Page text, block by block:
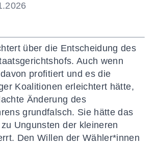
über die Entscheidung des
Auch wenn
profitiert und es die
Koalitionen erleichtert hätte,
Änderung des
grundfalsch. Sie hätte das
Ungunsten der kleineren
Den Willen der Wähler*innen